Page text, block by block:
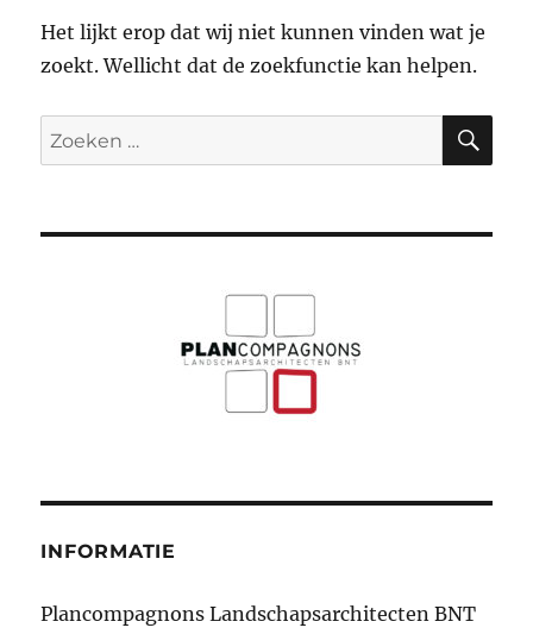
Het lijkt erop dat wij niet kunnen vinden wat je
zoekt. Wellicht dat de zoekfunctie kan helpen.
Zoeken
naar:
INFORMATIE
Plancompagnons Landschapsarchitecten BNT